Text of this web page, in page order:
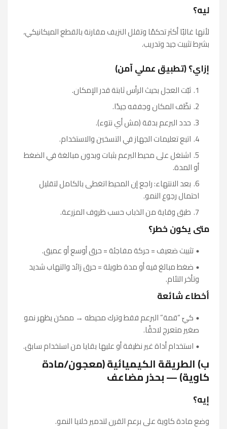
ليه؟
لأنها غالبًا أكثر تحكمًا وتقلل النزيف مقارنة بالقطع الميكانيكي،
بشرط تثبيت جيد وتدريب.
إزاي؟ (تطبيق عملي آمن)
ثبّت العجل بحيث الرأس ثابتة قدر الإمكان.
نظّف المكان وجففه جيدًا.
حدد البرعم بدقة (مش أي نتوء).
اتبع تعليمات الجهاز في التسخين والاستخدام.
اشتغل على محيط البرعم بثبات وبدون مبالغة في الضغط
أو المدة.
بعد الانتهاء: راجع إن المحيط اتغطى بالكامل لتقليل
احتمال رجوع النمو.
طبق وقاية من الذباب حسب ظروف المزرعة.
متى يكون خطر؟
تثبيت ضعيف = حركة مفاجئة = حرق أوسع أو عميق.
ضغط مبالغ فيه أو مدة طويلة = حرق زائد والتهاب شديد
وتأخر التئام.
أخطاء شائعة
كيّ “قمة” البرعم فقط وترك محيطه → ممكن يظهر نمو
صغير متعرج لاحقًا.
استخدام أداة غير نظيفة أو عليها بقايا من استخدام سابق.
ب) الطريقة الكيميائية (معجون/مادة
كاوية) — بحذر مضاعف
إيه؟
وضع مادة كاوية على برعم القرن لتدمير خلايا النمو.